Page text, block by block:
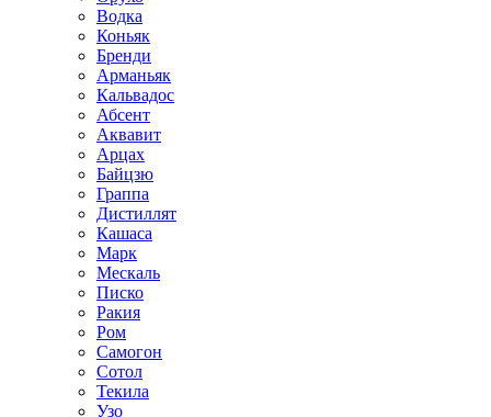
Водка
Коньяк
Бренди
Арманьяк
Кальвадос
Абсент
Аквавит
Арцах
Байцзю
Граппа
Дистиллят
Кашаса
Марк
Мескаль
Писко
Ракия
Ром
Самогон
Сотол
Текила
Узо